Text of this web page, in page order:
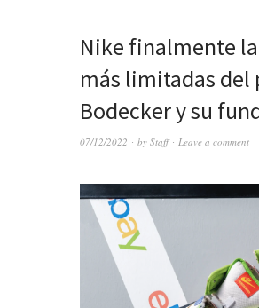
Nike finalmente
más limitadas del
Bodecker y su
07/12/2022 by Staff Leave a comment